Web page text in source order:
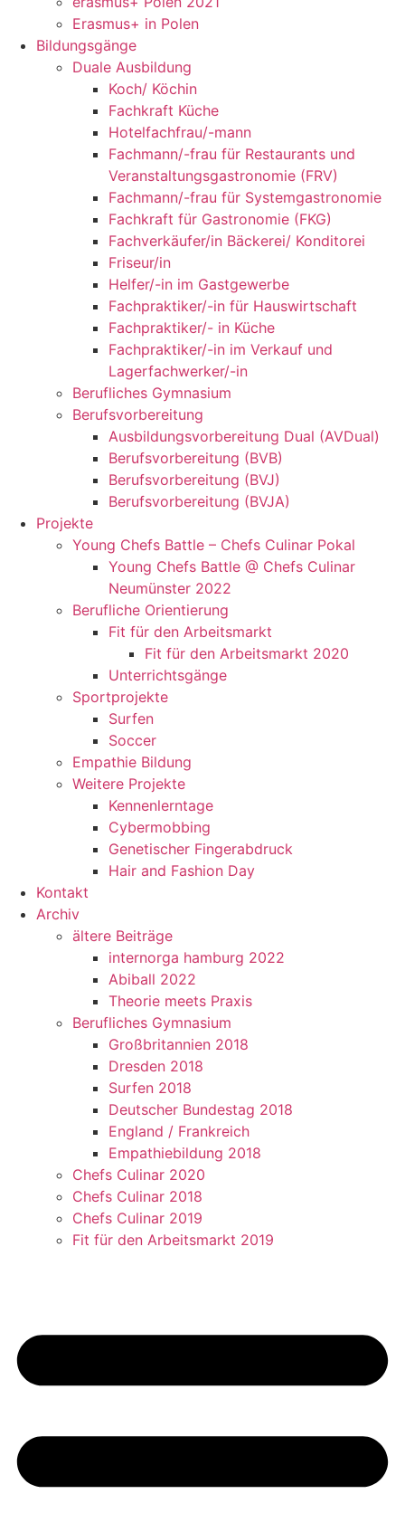
Erasmus+ in Polen
Bildungsgänge
Duale Ausbildung
Koch/ Köchin
Fachkraft Küche
Hotelfachfrau/-mann
Fachmann/-frau für Restaurants und
Veranstaltungsgastronomie (FRV)
Fachmann/-frau für Systemgastronomie
Fachkraft für Gastronomie (FKG)
Fachverkäufer/in Bäckerei/ Konditorei
Friseur/in
Helfer/-in im Gastgewerbe
Fachpraktiker/-in für Hauswirtschaft
Fachpraktiker/- in Küche
Fachpraktiker/-in im Verkauf und
Lagerfachwerker/-in
Berufliches Gymnasium
Berufsvorbereitung
Ausbildungsvorbereitung Dual (AVDual)
Berufsvorbereitung (BVB)
Berufsvorbereitung (BVJ)
Berufsvorbereitung (BVJA)
Projekte
Young Chefs Battle – Chefs Culinar Pokal
Young Chefs Battle @ Chefs Culinar
Neumünster 2022
Berufliche Orientierung
Fit für den Arbeitsmarkt
Fit für den Arbeitsmarkt 2020
Unterrichtsgänge
Sportprojekte
Surfen
Soccer
Empathie Bildung
Weitere Projekte
Kennenlerntage
Cybermobbing
Genetischer Fingerabdruck
Hair and Fashion Day
Kontakt
Archiv
ältere Beiträge
internorga hamburg 2022
Abiball 2022
Theorie meets Praxis
Berufliches Gymnasium
Großbritannien 2018
Dresden 2018
Surfen 2018
Deutscher Bundestag 2018
England / Frankreich
Empathiebildung 2018
Chefs Culinar 2020
Chefs Culinar 2018
Chefs Culinar 2019
Fit für den Arbeitsmarkt 2019